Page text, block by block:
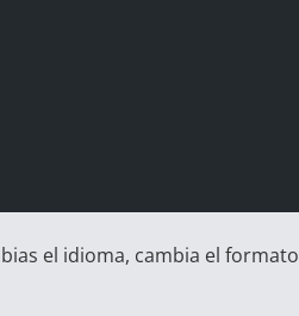
el idioma, cambia el formato